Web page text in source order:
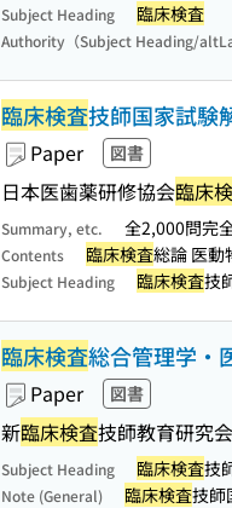
Subject Heading 臨床検査
Authority（Subject Heading/
臨床検査技師国家試験
Paper 図書
日本医歯薬研修協会臨床
Summary, etc. 全2,000問完
Contents 臨床検査総論 医動
Subject Heading 臨床検査技
臨床検査総合管理学・
Paper 図書
新臨床検査技師教育研究
Subject Heading 臨床検査技
Note (General) 臨床検査技師